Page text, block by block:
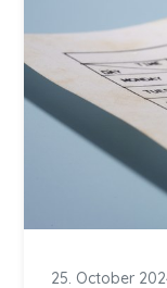
25. October